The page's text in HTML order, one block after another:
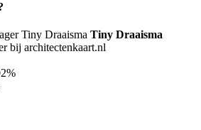
Tiny Draaisma
bij architectenkaart.nl